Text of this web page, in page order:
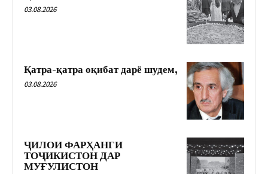
03.08.2026
Қатра-қатра оқибат дарё шудем,
03.08.2026
ҶИЛОИ ФАРҲАНГИ
ТОҶИКИСТОН ДАР
МУҒУЛИСТОН